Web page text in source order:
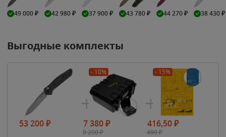
49 000₽ 42 980₽ 37 900₽ 43 780₽ 44 270₽ 38 430₽
Выгодные комплекты
53 200₽
- 10%
7 380₽
8 200₽
- 15%
416,50₽
490₽